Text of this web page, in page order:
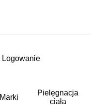
Logowanie
Marki
Pielęgnacja
ciała